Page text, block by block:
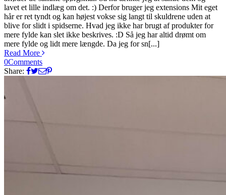
lavet et lille indlæg om det. :) Derfor bruger jeg extensions Mit eget
hår er ret tyndt og kan højest vokse sig langt til skuldrene uden at
blive for slidt i spidserne. Hvad jeg ikke har brugt af produkter for
mere fylde kan slet ikke beskrives. :D Så jeg har altid drømt om
mere fylde og lidt mere længde. Da jeg for sn[...]
Read More
0Comments
Share: